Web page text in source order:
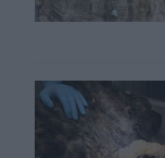
Φωτιά στο